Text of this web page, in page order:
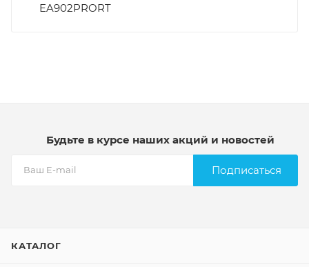
EA902PRORT
Будьте в курсе наших акций и новостей
Подписаться
КАТАЛОГ